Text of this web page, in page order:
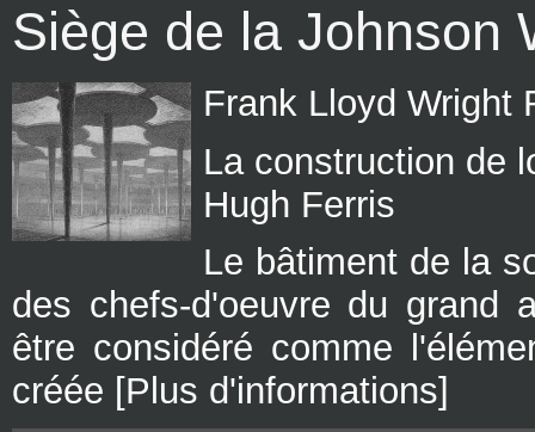
Siège de la Johnson
Frank Lloyd Wright
La construction de
Hugh Ferris
Le bâtiment de la
des chefs-d'oeuvre du grand
être considéré comme
créée [Plus d'informations]